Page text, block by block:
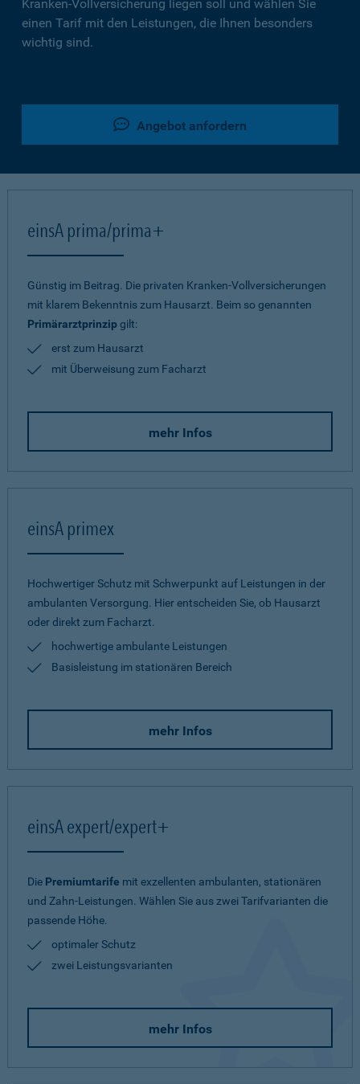
Kranken-Vollversicherung liegen soll und wählen Sie
einen Tarif mit den Leistungen, die Ihnen besonders
wichtig sind.
Angebot anfordern
einsA prima/prima+
Günstig im Beitrag. Die privaten Kranken-Vollversicherungen
mit klarem Bekenntnis zum Hausarzt. Beim so genannten
Primärarztprinzipgilt:
erst zum Hausarzt
mit Überweisung zum Facharzt
mehr Infos
einsA primex
Hochwertiger Schutz mit Schwerpunkt auf Leistungen in der
ambulanten Versorgung. Hier entscheiden Sie, ob Hausarzt
oder direkt zum Facharzt.
hochwertige ambulante Leistungen
Basisleistung im stationären Bereich
mehr Infos
einsA expert/expert+
Die Premiumtarife mit exzellenten ambulanten, stationären
und Zahn-Leistungen. Wählen Sie aus zwei Tarifvarianten die
passende Höhe.
optimaler Schutz
zwei Leistungsvarianten
mehr Infos